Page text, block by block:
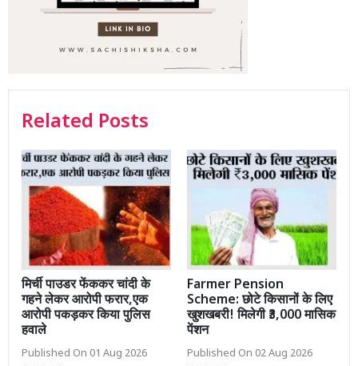
Related Posts
मिर्ची पाउडर फेंककर चांदी के
गहने लेकर आरोपी फरार,एक
आरोपी पकड़कर किया पुलिस
हवाले
Published On 01 Aug 2026
Farmer Pension
Scheme: छोटे किसानों के लिए
खुशखबरी! मिलेगी ₹3,000 मासिक
पेंशन
Published On 02 Aug 2026